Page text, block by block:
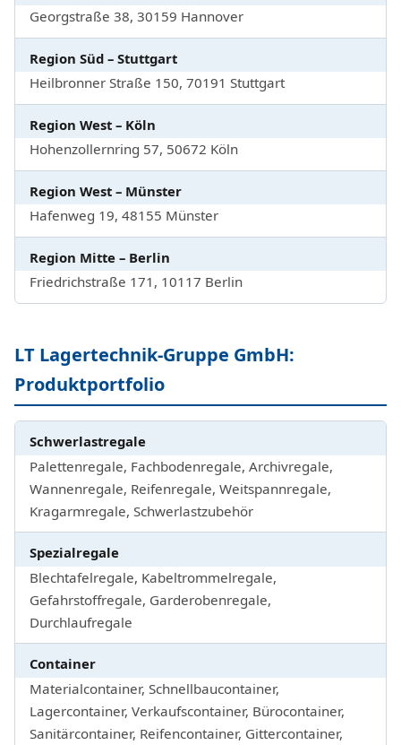
Georgstraße 38, 30159 Hannover
Region Süd – Stuttgart
Heilbronner Straße 150, 70191 Stuttgart
Region West – Köln
Hohenzollernring 57, 50672 Köln
Region West – Münster
Hafenweg 19, 48155 Münster
Region Mitte – Berlin
Friedrichstraße 171, 10117 Berlin
LT Lagertechnik-Gruppe GmbH:
Produktportfolio
Schwerlastregale
Palettenregale, Fachbodenregale, Archivregale,
Wannenregale, Reifenregale, Weitspannregale,
Kragarmregale, Schwerlastzubehör
Spezialregale
Blechtafelregale, Kabeltrommelregale,
Gefahrstoffregale, Garderobenregale,
Durchlaufregale
Container
Materialcontainer, Schnellbaucontainer,
Lagercontainer, Verkaufscontainer, Bürocontainer,
Sanitärcontainer, Reifencontainer, Gittercontainer,